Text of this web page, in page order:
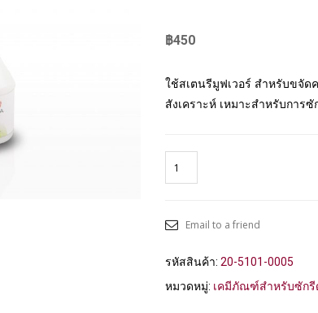
฿450
ใช้สเตนรีมูฟเวอร์ สำหรับขจัด
สังเคราะห์ เหมาะสำหรับการ
Email to a friend
รหัสสินค้า: 20-5101-0005
หมวดหมู่: เคมีภัณฑ์สำหรับซักรี